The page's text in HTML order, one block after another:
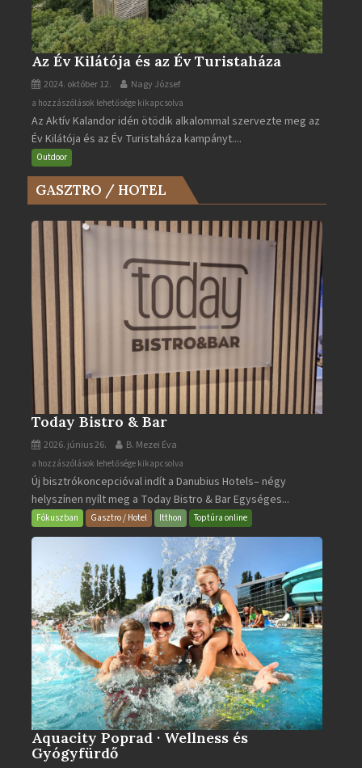
Az Év Kilátója és az Év Turistaháza
2024. október 12. Nagy József
Az
Év
Kilátója
és
Év
Turistaháza
bejegyzéshez
a hozzászólások lehetősége kikapcsolva
Az Aktív Kalandor idén ötödik alkalommal szervezte meg az
Év Kilátója és az Év Turistaháza kampányt....
Outdoor
GASZTRO / HOTEL
Today Bistro & Bar
2026. június 26. B. Mezei Éva
Today
Bistro
&
Bar
a hozzászólások lehetősége kikapcsolva
Új bisztrókoncepcióval indít a Danubius Hotels– négy
helyszínen nyílt meg a Today Bistro & Bar Egységes...
Fókuszban Gasztro / Hotel Itthon Toptúra online
Aquacity Poprad · Wellness és
Gyógyfürdő